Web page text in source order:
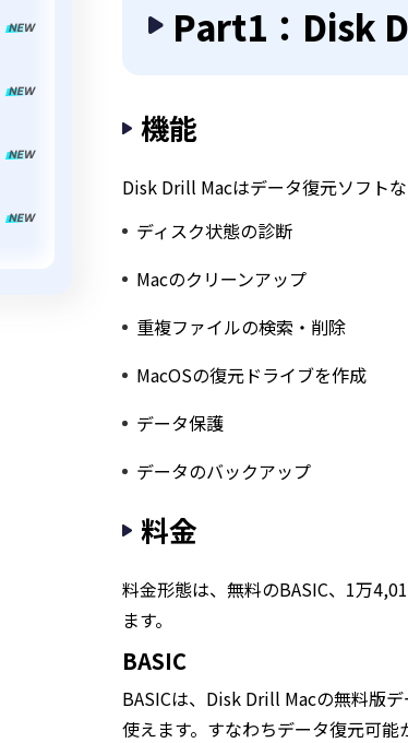
Part1：Disk
機能
Disk Drill Macはデータ復元ソフト
ディスク状態の診断
Macのクリーンアップ
重複ファイルの検索・削除
MacOSの復元ドライブを作成
データ保護
データのバックアップ
料金
料金形態は、無料のBASIC、1万
ます。
BASIC
BASICは、Disk Drill Macの無料版
使えます。すなわちデータ復元可能